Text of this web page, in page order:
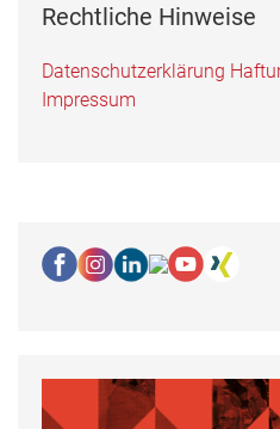
Rechtliche Hinweise
Datenschutzerklärung
Impressum